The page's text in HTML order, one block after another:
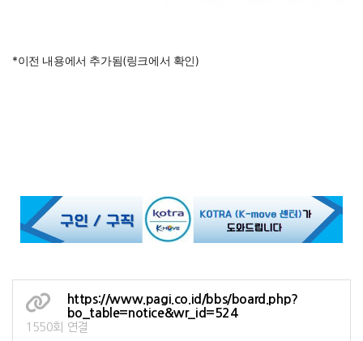
*이전 내용에서 추가됨(링크에서 확인)
https://www.pagi.co.id/bbs/board.php?
bo_table=notice&wr_id=524
1550회 연결